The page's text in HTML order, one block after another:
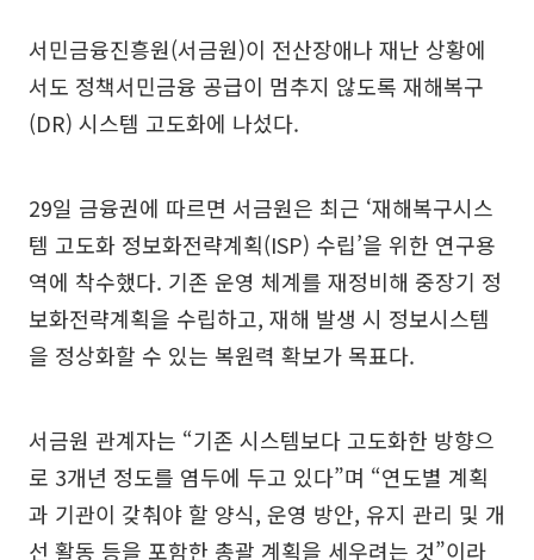
서민금융진흥원(서금원)이 전산장애나 재난 상황에
서도 정책서민금융 공급이 멈추지 않도록 재해복구
(DR) 시스템 고도화에 나섰다.
29일 금융권에 따르면 서금원은 최근 ‘재해복구시스
템 고도화 정보화전략계획(ISP) 수립’을 위한 연구용
역에 착수했다. 기존 운영 체계를 재정비해 중장기 정
보화전략계획을 수립하고, 재해 발생 시 정보시스템
을 정상화할 수 있는 복원력 확보가 목표다.
서금원 관계자는 “기존 시스템보다 고도화한 방향으
로 3개년 정도를 염두에 두고 있다”며 “연도별 계획
과 기관이 갖춰야 할 양식, 운영 방안, 유지 관리 및 개
선 활동 등을 포함한 총괄 계획을 세우려는 것”이라